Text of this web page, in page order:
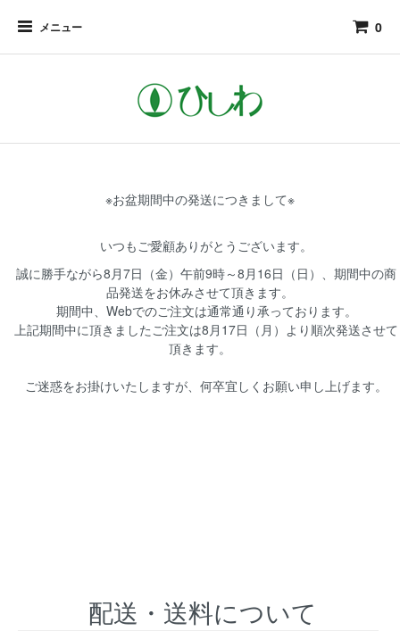
メニュー 0
※お盆期間中の発送につきまして※
いつもご愛顧ありがとうございます。
誠に勝手ながら8月7日（金）午前9時～8月16日（日）、期間中の商
品発送をお休みさせて頂きます。
期間中、Webでのご注文は通常通り承っております。
上記期間中に頂きましたご注文は8月17日（月）より順次発送させて
頂きます。
ご迷惑をお掛けいたしますが、何卒宜しくお願い申し上げます。
配送・送料について